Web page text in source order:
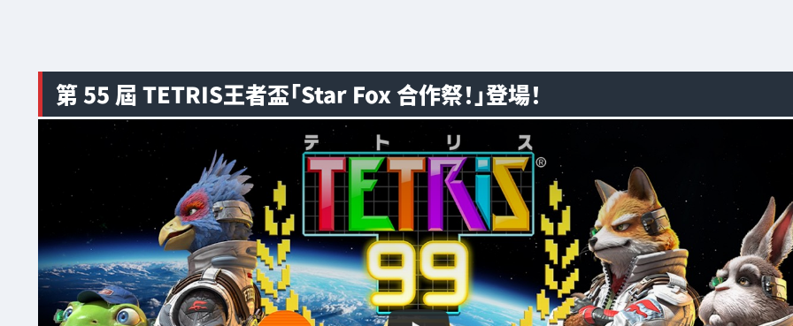
第 55 屆 TETRIS王者盃「Star Fox 合作祭！」登場！